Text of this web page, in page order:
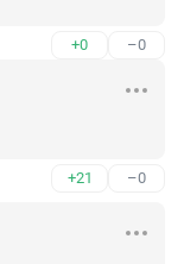
+0 –0
+21 –0